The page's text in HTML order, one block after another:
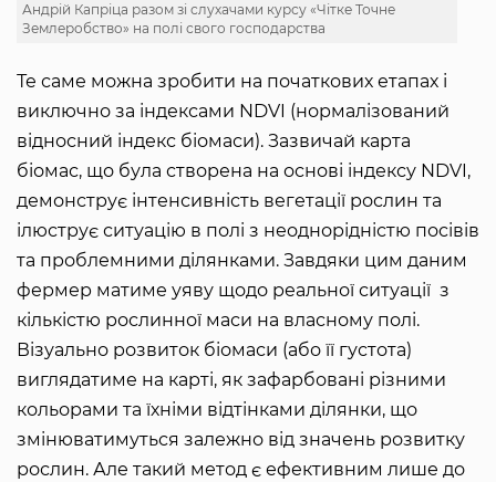
Андрій Капріца разом зі слухачами курсу «Чітке Точне
Землеробство» на полі свого господарства
Те саме можна зробити на початкових етапах і
виключно за індексами NDVI (нормалізований
відносний індекс біомаси). Зазвичай карта
біомас, що була створена на основі індексу NDVI,
демонструє інтенсивність вегетації рослин та
ілюструє ситуацію в полі з неоднорідністю посівів
та проблемними ділянками. Завдяки цим даним
фермер матиме уяву щодо реальної ситуації з
кількістю рослинної маси на власному полі.
Візуально розвиток біомаси (або її густота)
виглядатиме на карті, як зафарбовані різними
кольорами та їхніми відтінками ділянки, що
змінюватимуться залежно від значень розвитку
рослин. Але такий метод є ефективним лише до